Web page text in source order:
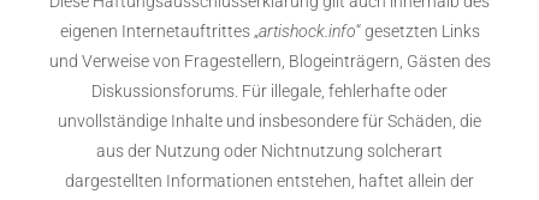
eigenen Internetauftrittes „artishock.info“ gesetzten Links
und Verweise von Fragestellern, Blogeinträgern, Gästen des
Diskussionsforums. Für illegale, fehlerhafte oder
unvollständige Inhalte und insbesondere für Schäden, die
aus der Nutzung oder Nichtnutzung solcherart
dargestellten Informationen entstehen, haftet allein der